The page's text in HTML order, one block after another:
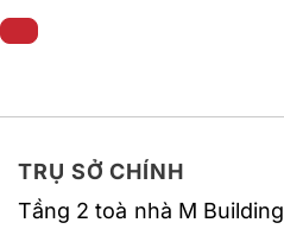
TRỤ SỞ CHÍNH
Tầng 2 toà nhà M